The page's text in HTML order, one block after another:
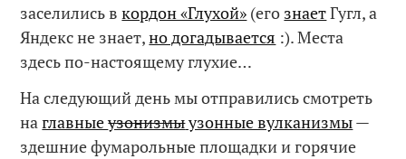
заселились вкордон «Глухой» (его знаетГугл, а
Яндекс не знает,но догадывается :). Места
здесь по-настоящему глухие…
На следующий день мы отправились смотреть
наглавныеузонизмыузонные вулканизмы—
здешние фумарольные площадки и горячие